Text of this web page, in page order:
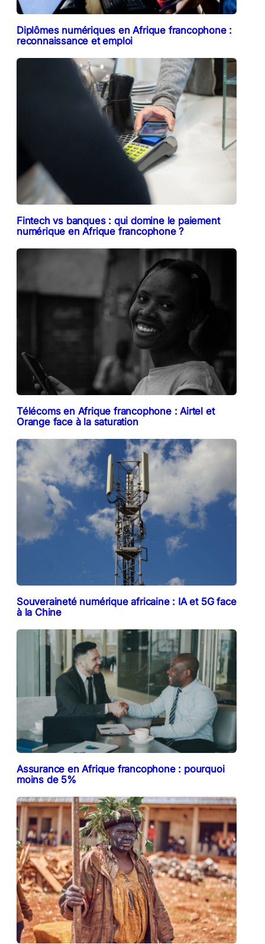
Diplômes numériques en Afrique francophone :
reconnaissance et emploi
Fintech vs banques : qui domine le paiement
numérique en Afrique francophone ?
Télécoms en Afrique francophone : Airtel et
Orange face à la saturation
Souveraineté numérique africaine : IA et 5G face
à la Chine
Assurance en Afrique francophone : pourquoi
moins de 5%